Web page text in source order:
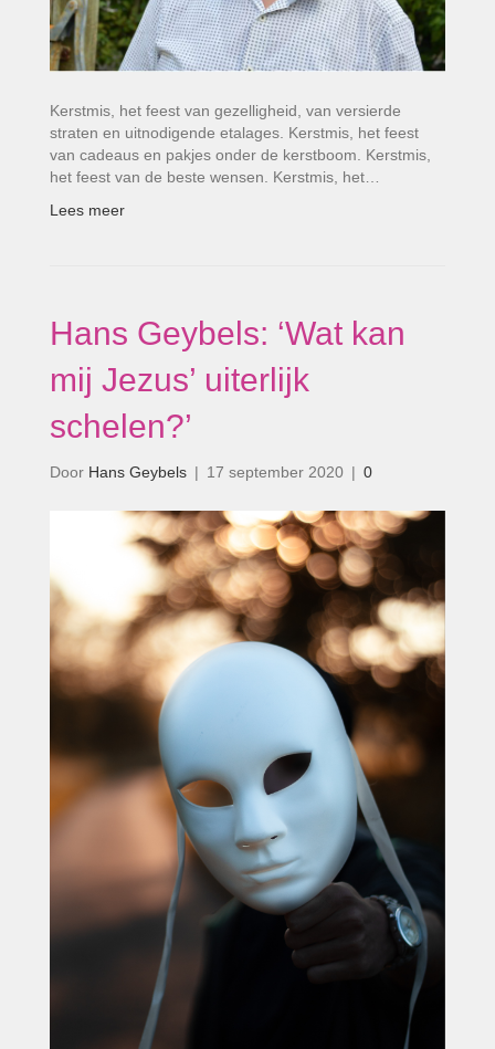
Kerstmis, het feest van gezelligheid, van versierde
straten en uitnodigende etalages. Kerstmis, het feest
van cadeaus en pakjes onder de kerstboom. Kerstmis,
het feest van de beste wensen. Kerstmis, het…
Lees meer
Hans Geybels: ‘Wat kan
mij Jezus’ uiterlijk
schelen?’
Door Hans Geybels | 17 september 2020 | 0